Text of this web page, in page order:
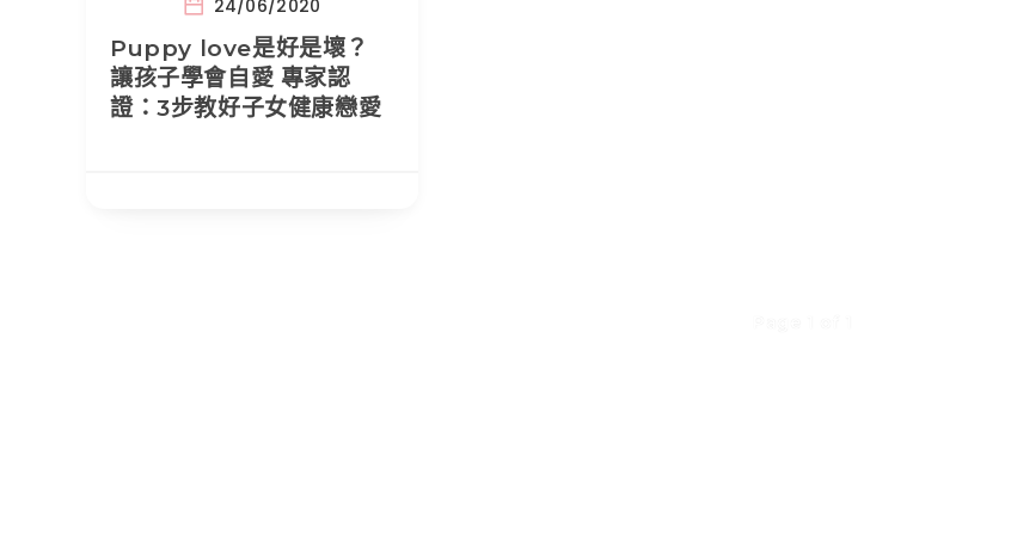
24/06/2020
Puppy love是好是壞？
讓孩子學會自愛 專家認
證：3步教好子女健康戀愛